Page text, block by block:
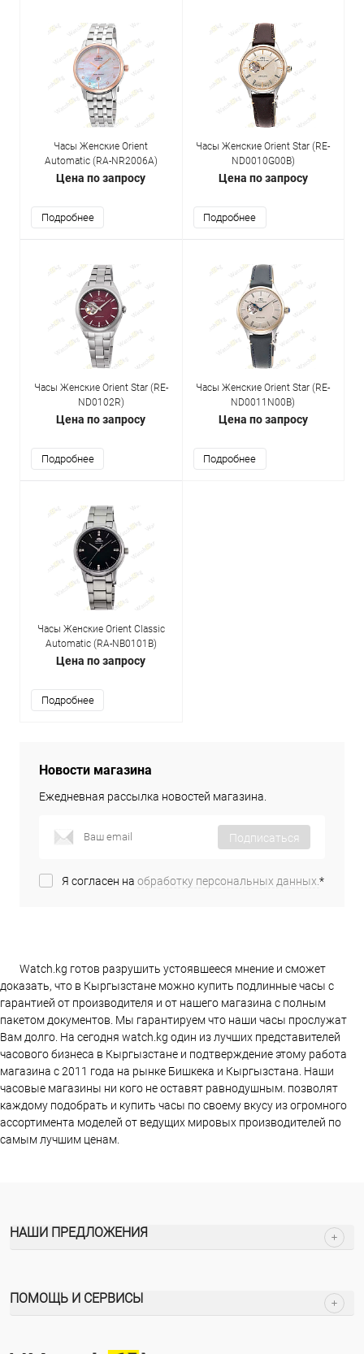
Часы Женские Orient
Automatic (RA-NR2006A)
Цена по запросу
Подробнее
Часы Женские Orient Star (RE-
ND0010G00B)
Цена по запросу
Подробнее
Часы Женские Orient Star (RE-
ND0102R)
Цена по запросу
Подробнее
Часы Женские Orient Star (RE-
ND0011N00B)
Цена по запросу
Подробнее
Часы Женские Orient Classic
Automatic (RA-NB0101B)
Цена по запросу
Подробнее
Новости магазина
Ежедневная рассылка новостей магазина.
Подписаться
Я согласен на обработку персональных данных.*
Watch.kg готов разрушить устоявшееся мнение и сможет
доказать, что в Кыргызстане можно купить подлинные часы с
гарантией от производителя и от нашего магазина с полным
пакетом документов. Мы гарантируем что наши часы прослужат
Вам долго. На сегодня watch.kg один из лучших представителей
часового бизнеса в Кыргызстане и подтверждение этому работа
магазина c 2011 года на рынке Бишкека и Кыргызстана. Наши
часовые магазины ни кого не оставят равнодушным. позволят
каждому подобрать и купить часы по своему вкусу из огромного
ассортимента моделей от ведущих мировых производителей по
самым лучшим ценам.
НАШИ ПРЕДЛОЖЕНИЯ
ПОМОЩЬ И СЕРВИСЫ